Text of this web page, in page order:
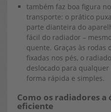
também faz boa figura
transporte: o prático
parte dianteira do
fácil do radiador –
quente. Graças às rodas
fixadas nos pés, o
deslocado para
forma rápida e simples.
Como os radiadores a
eficiente